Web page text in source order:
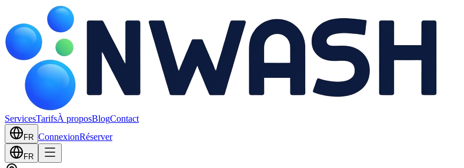
ServicesTarifsÀ proposBlogContact
FR ConnexionRéserver
FR